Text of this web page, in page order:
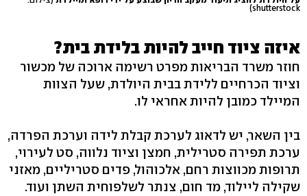
shutterstock)
איזה ציוד חייב להיות בלידת בית?
חוזר משרד הבריאות מפרט רשימה ארוכה של מכשור
וציוד הכרחיים ללידת בבית היולדת, שעל הצוות
המיילד כמובן להיות אחראי לו.
בין השאר, יש לדאוג לערכת קבלת לידה וערכת הפרדה,
ערכת תפירה סטרילית, חמצן וציוד נלווה, סט לעירוי,
תרופות מכווצות רחם, אלכוהול, פדים סטריליים, מאזני
שקילה ליילוד, מד חום, צנתר לשלפוחית השתן ועוד.